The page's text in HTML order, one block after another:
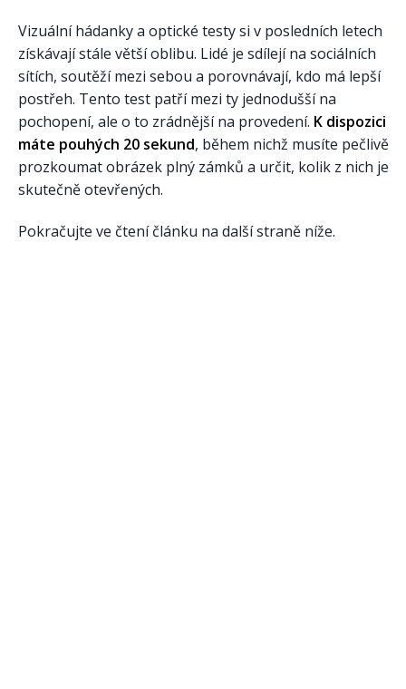
Vizuální hádanky a optické testy si v posledních letech
získávají stále větší oblibu. Lidé je sdílejí na sociálních
sítích, soutěží mezi sebou a porovnávají, kdo má lepší
postřeh. Tento test patří mezi ty jednodušší na
pochopení, ale o to zrádnější na provedení. K dispozici
máte pouhých 20 sekund, během nichž musíte pečlivě
prozkoumat obrázek plný zámků a určit, kolik z nich je
skutečně otevřených.
Pokračujte ve čtení článku na další straně níže.